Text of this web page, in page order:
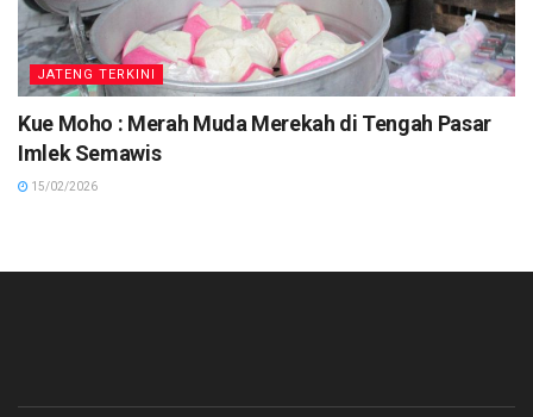
JATENG TERKINI
Kue Moho : Merah Muda Merekah di Tengah Pasar
Imlek Semawis
15/02/2026